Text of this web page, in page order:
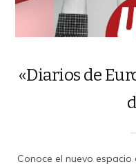
«Diarios de
Conoce el nuevo